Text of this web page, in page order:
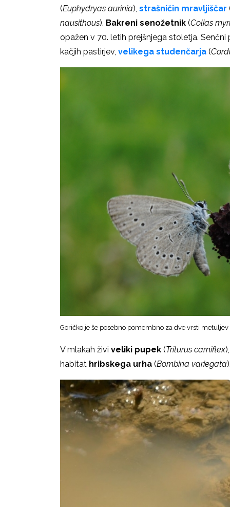
(Euphydryas aurinia), strašničin mravljiščar
nausithous). Bakreni senožetnik (Colias
opažen v 70. letih prejšnjega stoletja.
kačjih pastirjev, velikega studenčarja (
Goričko je še posebno pomembno za dve vrsti
V mlakah živi veliki pupek (Triturus carniflex
habitat hribskega urha (Bombina variegata